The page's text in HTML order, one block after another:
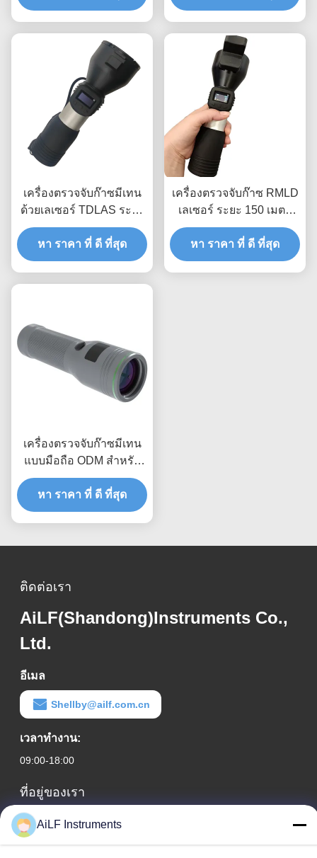
เครื่องตรวจจับก๊าซมีเทน
ด้วยเลเซอร์ TDLAS ระยะ
ไกล 150 เมตร ตอบสนอง
รวดเร็ว
หา ราคา ที่ ดี ที่สุด
เครื่องตรวจจับก๊าซ RMLD
เลเซอร์ ระยะ 150 เมตร
สำหรับตรวจสอบการรั่ว
ไหลของก๊าซ CH4 มีเทน
OEM
หา ราคา ที่ ดี ที่สุด
เครื่องตรวจจับก๊าซมีเทน
แบบมือถือ ODM สำหรับ
การตรวจสอบท่อส่งก๊าซ
ธรรมชาติ
หา ราคา ที่ ดี ที่สุด
ติดต่อเรา
AiLF(Shandong)Instruments Co.,
Ltd.
อีเมล
Shellby@ailf.com.cn
เวลาทํางาน:
09:00-18:00
ที่อยู่ของเรา
ที่อยู่บริษัท
ห้อง 603 อาคารสำนักงานโรงแรมเหลียวหนิง เขตซีเฉิง ปักกิ่ง
AiLF Instruments